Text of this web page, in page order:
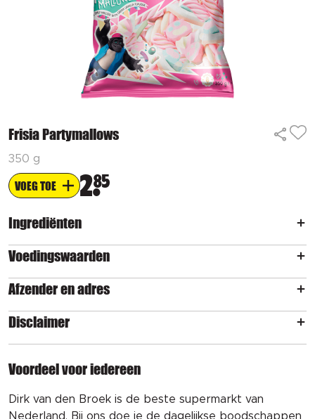
Frisia Partymallows
350 g
VOEG TOE 285
Ingrediënten
Voedingswaarden
Afzender en adres
Disclaimer
Voordeel voor iedereen
Dirk van den Broek is de beste supermarkt van
Nederland. Bij ons doe je de dagelijkse boodschappen